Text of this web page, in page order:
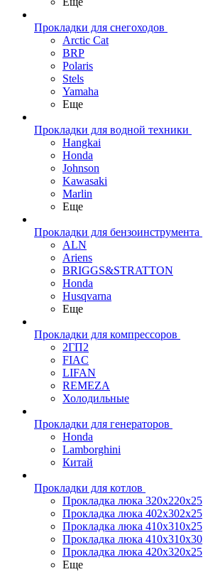
Прокладки для снегоходов
Arctic Cat
BRP
Polaris
Stels
Yamaha
Еще
Прокладки для водной техники
Hangkai
Honda
Johnson
Kawasaki
Marlin
Еще
Прокладки для бензоинструмента
ALN
Ariens
BRIGGS&STRATTON
Honda
Husqvarna
Еще
Прокладки для компрессоров
2ГП2
FIAC
LIFAN
REMEZA
Холодильные
Прокладки для генераторов
Honda
Lamborghini
Китай
Прокладки для котлов
Прокладка люка 320x220x25
Прокладка люка 402x302x25
Прокладка люка 410x310x25
Прокладка люка 410х310х30
Прокладка люка 420x320x25
Еще